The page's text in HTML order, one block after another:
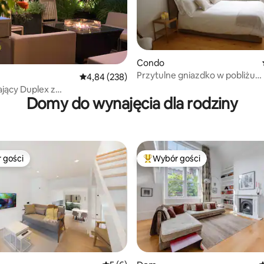
liczba recenzji: 29Średnia ocena: 4,84 na 5, liczba recenzji: 238
4,84 (238)
Duplex z
grillem/3 łóżkami i
Condo
Przytulne gniazdko w pobliżu
Domy do wynajęcia dla rodziny
z kategorii Wybór gości
gości Najpopularniejsze z kategorii
Wybór gości